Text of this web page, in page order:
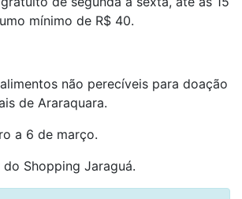
mínimo de R$ 40.
não perecíveis para doação
de Araraquara.
a 6 de março.
Shopping Jaraguá.